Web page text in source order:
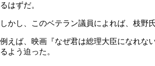
るはずだ。
しかし、このベテラン議員によれば、枝野
例えば、映画『なぜ君は総理大臣になれな
るよう迫った。